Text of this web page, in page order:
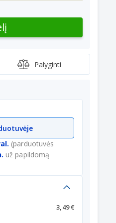
Palyginti
(parduotuvės
už papildomą
3,49 €